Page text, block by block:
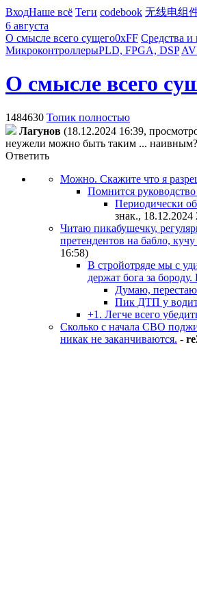
ВходНаше всё Теги codebook 无线电组
6 августа
О смысле всего сущего0xFF Средства и
МикроконтроллерыPLD, FPGA, DSP
О смысле всего
1484630 Топик полностью
Лaгyнoв (18.12.2024 16:39,
неужели можно быть таким ...
Ответить
Можно. Скажите что я
Помнится
Периодически
знак., 18.12.2024
Читаю пикабушечку,
претендентов на бабло,
16:58)
В стройотряде мы с
держат бога за
Думаю,
Пик ДТП у
+1. Легче всего
Сколько с начала СВО
никак не заканчиваются. -